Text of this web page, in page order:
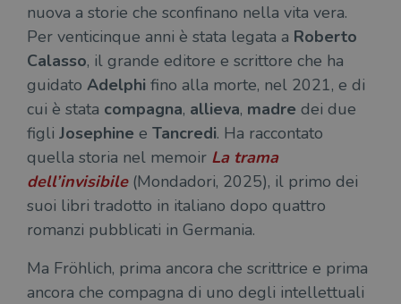
nuova a storie che sconfinano nella vita vera.
Per venticinque anni è stata legata a Roberto
Calasso, il grande editore e scrittore che ha
guidato Adelphi fino alla morte, nel 2021, e di
cui è stata compagna, allieva, madre dei due
figli Josephine e Tancredi. Ha raccontato
quella storia nel memoir La trama
dell’invisibile (Mondadori, 2025), il primo dei
suoi libri tradotto in italiano dopo quattro
romanzi pubblicati in Germania.
Ma Fröhlich, prima ancora che scrittrice e prima
ancora che compagna di uno degli intellettuali